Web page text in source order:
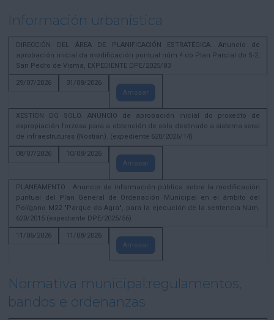
Información urbanística
DIRECCIÓN DEL ÁREA DE PLANIFICACIÓN ESTRATÉGICA. Anuncio de
aprobación inicial da modificación puntual núm 4 do Plan Parcial do S-2,
San Pedro de Visma, EXPEDIENTE DPE/2025/83
29/07/2026
31/08/2026
Amosar
XESTIÓN DO SOLO. ANUNCIO de aprobación inicial do proxecto de
expropiación forzosa para a obtención de solo destinado a sistema xeral
de infraestruturas (Nostián). (expediente 620/2026/14)
08/07/2026
10/08/2026
Amosar
PLANEAMENTO . Anuncio de información pública sobre la modificación
puntual del Plan General de Ordenación Municipal en el ámbito del
Polígono M22 "Parque do Agra", para la ejecución de la sentencia Núm.
620/2015 (expediente DPE/2025/56)
11/06/2026
11/08/2026
Amosar
Normativa municipal:regulamentos,
bandos e ordenanzas